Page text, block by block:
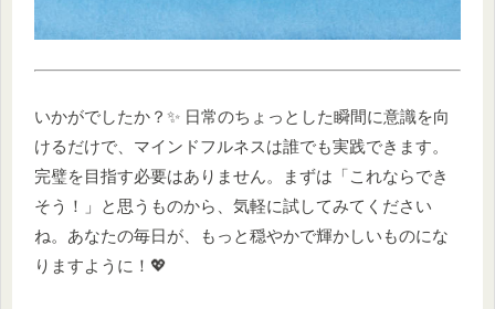
いかがでしたか？✨ 日常のちょっとした瞬間に意識を向
けるだけで、マインドフルネスは誰でも実践できます。
完璧を目指す必要はありません。まずは「これならでき
そう！」と思うものから、気軽に試してみてください
ね。あなたの毎日が、もっと穏やかで輝かしいものにな
りますように！💖